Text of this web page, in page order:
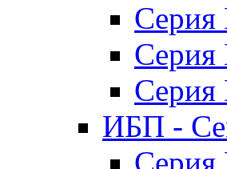
Серия
Серия
Серия
ИБП -